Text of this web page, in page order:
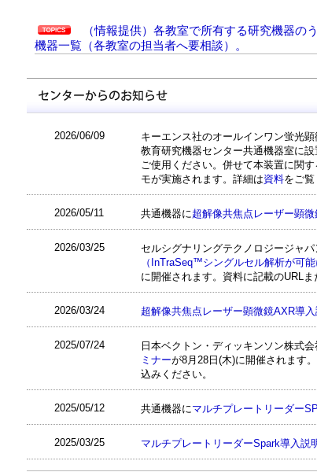
（情報提供）各教室で所有する研究機器の
機器一覧（各教室の担当者へ要相談）。
2026/06/09
キーエンス社のオールインワン蛍光
教育研究機器センター共通機器室に
ご使用ください。併せて本装置に関
モが実施されます。詳細は資料をご覧
2026/05/11 共通機器に超解像共焦点レーザー顕
2026/03/25 セルシグナリングテクノロジージャ
（InTraSeq™シングルセル解析が可
に開催されます。資料に記載のURL
2026/03/24 超解像共焦点レーザー顕微鏡AXR導
2025/07/24 日本ベクトン・ディッキンソン株式
ミナーが8月28日(木)に開催されます
込みください。
2025/05/12 共通機器にマルチプレートリーダー
2025/03/25 マルチプレートリーダーSpark導入説